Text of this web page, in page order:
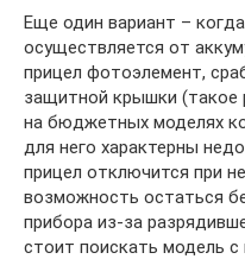
Еще один вариант –
осуществляется от
прицел фотоэлемент,
защитной крышки (такое
на бюджетных моделях
для него характерны
прицел отключится при
возможность остаться
прибора из-за
стоит поискать модель